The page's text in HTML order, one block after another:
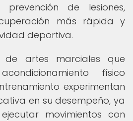
de lesiones,
más rápida y
deportiva.
de artes marciales que
físico
experimentan
en su desempeño, ya
movimientos con